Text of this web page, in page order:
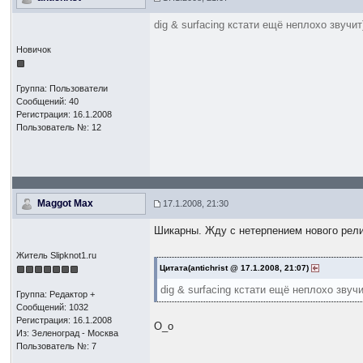
Новичок
Группа: Пользователи
Сообщений: 40
Регистрация: 16.1.2008
Пользователь №: 12
dig & surfacing кстати ещё неплохо
Maggot Max 17.1.2008, 21:30
Житель Slipknot1.ru
Группа: Редактор +
Сообщений: 1032
Регистрация: 16.1.2008
Из: Зеленоград - Москва
Пользователь №: 7
Шикарны. Жду с нетерпением нового
Цитата(antichrist @ 17.1.2008, 21:07)
dig & surfacing кстати ещё неплохо
О_о